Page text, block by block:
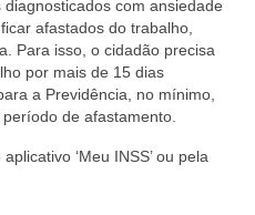
com ansiedade
afastados do trabalho,
Para isso, o cidadão precisa
por mais de 15 dias
a Previdência, no mínimo,
de afastamento.
‘Meu INSS’ ou pela